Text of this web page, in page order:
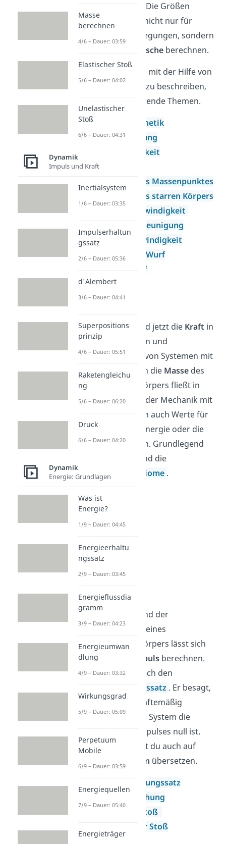
Beschleunigung. Die Größen
kannst du dabei nicht nur für
Bewegungen, sondern
rotatorischeberechnen.
Um Bewegungen mit der Hilfe von
Zustandsgrößen zu beschreiben,
benötigst du folgende Themen.
Kinematik Kinetik
Beschleunigung
Geschwindigkeit
Freier Fall
Kinematik des Massenpunktes
Kinematik des starren Körpers
Winkelgeschwindigkeit
Winkelbeschleunigung
Schallgeschwindigkeit
waagrechter Wurf
schiefer Wurf
Kinetik
In der Kinetik wird jetzt die Kraft in
die Berechnungen und
Beschreibungen von Systemen mit
einbezogen. Auch die Massedes
physikalischen Körpers fließt in
dieses Teilgebiet der Mechanik mit
ein. So lassen sich auch Werte für
den Impuls, die Energie oder die
Arbeit bestimmen. Grundlegend
für das Gebiet sind die
newtonschen Axiome .
Impuls
Aus der Masse und der
Geschwindigkeit eines
physikalischen Körpers lässt sich
zunächst der
Impulsberechnen.
Zudem gibt es noch den
Impulserhaltungssatz . Er besagt,
dass in einem kräftemäßig
abgeschlossenen System die
Änderung des Impulses null ist.
Das ganze kannst du auch auf
Drehbewegungen übersetzen.
Impulserhaltungssatz
Raketengleichung
elastischer Stoß
unelastischer Stoß
Drehimpuls
Masse
berechnen
4/6 – Dauer: 03:59
Elastischer Stoß
5/6 – Dauer: 04:02
Unelastischer
Stoß
6/6 – Dauer: 04:31
Dynamik
Impuls und Kraft
Inertialsystem
1/6 – Dauer: 03:35
Impulserhaltun
gssatz
2/6 – Dauer: 05:36
d'Alembert
3/6 – Dauer: 04:41
Superpositions
prinzip
4/6 – Dauer: 05:51
Raketengleichu
ng
5/6 – Dauer: 06:20
Druck
6/6 – Dauer: 04:20
Dynamik
Energie: Grundlagen
Was ist
Energie?
1/9 – Dauer: 04:45
Energieerhaltu
ngssatz
2/9 – Dauer: 03:45
Energieflussdia
gramm
3/9 – Dauer: 04:23
Energieumwan
dlung
4/9 – Dauer: 03:32
Wirkungsgrad
5/9 – Dauer: 05:09
Perpetuum
Mobile
6/9 – Dauer: 03:59
Energiequellen
7/9 – Dauer: 05:40
Energieträger